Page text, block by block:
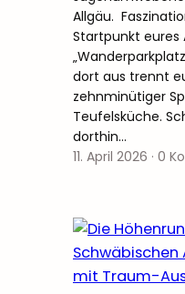
Allgäu.
Startpunkt eures
dort aus trennt
zehnminütiger
Teufelsküche.
dorthin…
11. April 2026 · 0